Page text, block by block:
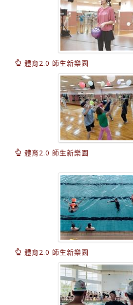
體育2.0 師生新樂園
體育2.0 師生新樂園
體育2.0 師生新樂園